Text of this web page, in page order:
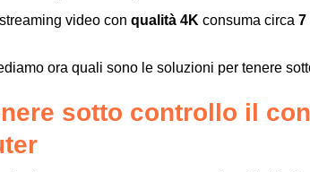
video con qualità 4K consuma circa 7
ora quali sono le soluzioni per tenere
sotto controllo il